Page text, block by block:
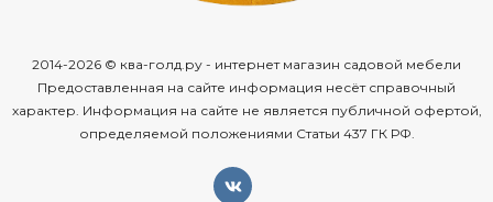
2014-2026 © ква-голд.ру - интернет магазин садовой мебели
Предоставленная на сайте информация несёт справочный
характер. Информация на сайте не является публичной офертой,
определяемой положениями Статьи 437 ГК РФ.